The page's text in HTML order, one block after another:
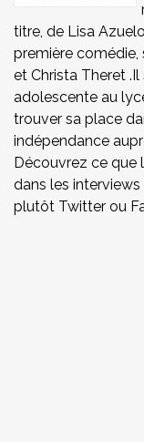
titre, de Lisa
première
et Christa Theret .Il
adolescente au
trouver sa place
indépendance
Découvrez ce que
dans les
plutôt Twitter ou